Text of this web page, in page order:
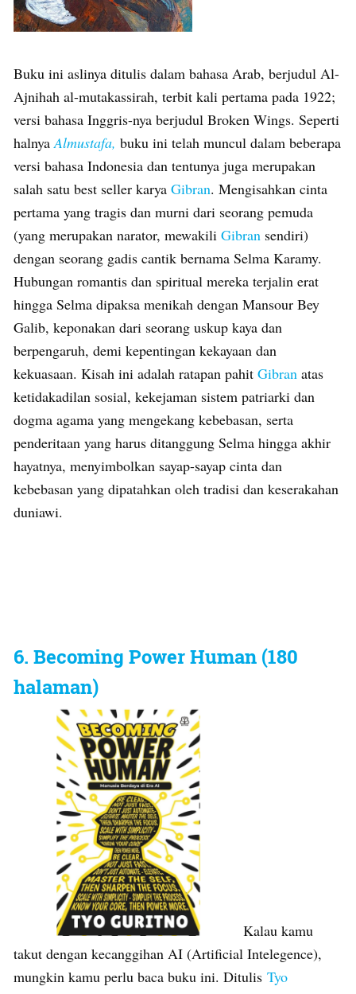
Buku ini aslinya ditulis dalam bahasa Arab, berjudul Al-
Ajnihah al-mutakassirah, terbit kali pertama pada 1922;
versi bahasa Inggris-nya berjudul Broken Wings. Seperti
halnyaAlmustafa, buku ini telah muncul dalam beberapa
versi bahasa Indonesia dan tentunya juga merupakan
salah satu best seller karya Gibran. Mengisahkan cinta
pertama yang tragis dan murni dari seorang pemuda
(yang merupakan narator, mewakili Gibran sendiri)
dengan seorang gadis cantik bernama Selma Karamy.
Hubungan romantis dan spiritual mereka terjalin erat
hingga Selma dipaksa menikah dengan Mansour Bey
Galib, keponakan dari seorang uskup kaya dan
berpengaruh, demi kepentingan kekayaan dan
kekuasaan. Kisah ini adalah ratapan pahit Gibran atas
ketidakadilan sosial, kekejaman sistem patriarki dan
dogma agama yang mengekang kebebasan, serta
penderitaan yang harus ditanggung Selma hingga akhir
hayatnya, menyimbolkan sayap-sayap cinta dan
kebebasan yang dipatahkan oleh tradisi dan keserakahan
duniawi.
6. Becoming Power Human (180
halaman)
Kalau kamu
takut dengan kecanggihan AI (Artificial Intelegence),
mungkin kamu perlu baca buku ini. Ditulis Tyo